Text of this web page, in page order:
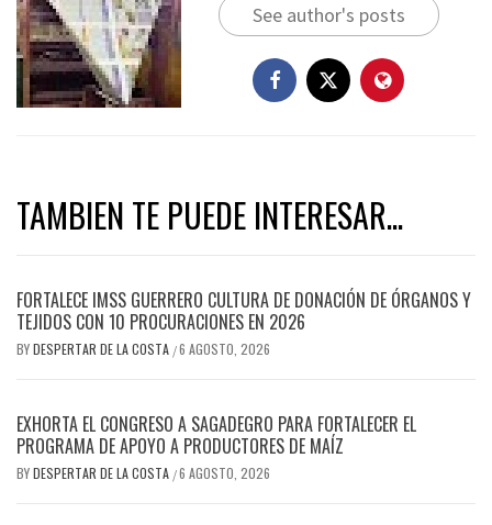
See author's posts
TAMBIEN TE PUEDE INTERESAR...
FORTALECE IMSS GUERRERO CULTURA DE DONACIÓN DE ÓRGANOS Y
TEJIDOS CON 10 PROCURACIONES EN 2026
BYDESPERTAR DE LA COSTA /6 AGOSTO, 2026
EXHORTA EL CONGRESO A SAGADEGRO PARA FORTALECER EL
PROGRAMA DE APOYO A PRODUCTORES DE MAÍZ
BYDESPERTAR DE LA COSTA /6 AGOSTO, 2026